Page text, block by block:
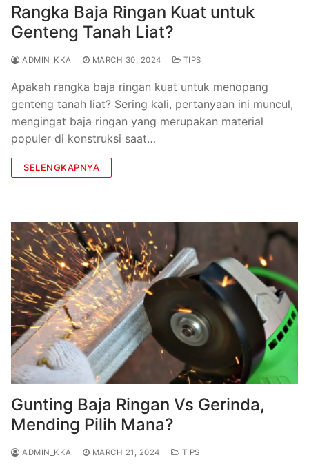
Rangka Baja Ringan Kuat untuk
Genteng Tanah Liat?
ADMIN_KKA MARCH 30, 2024 TIPS
Apakah rangka baja ringan kuat untuk menopang
genteng tanah liat? Sering kali, pertanyaan ini muncul,
mengingat baja ringan yang merupakan material
populer di konstruksi saat…
SELENGKAPNYA
Gunting Baja Ringan Vs Gerinda,
Mending Pilih Mana?
ADMIN_KKA MARCH 21, 2024 TIPS